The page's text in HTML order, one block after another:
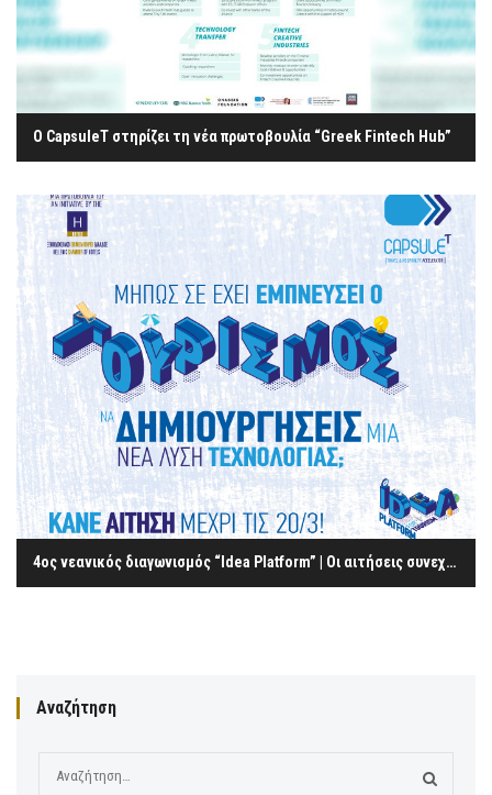
Ο CapsuleT στηρίζει τη νέα πρωτοβουλία “Greek Fintech Hub”
4oς νεανικός διαγωνισμός “Idea Platform” | Οι αιτήσεις συνεχίζονται
Αναζήτηση